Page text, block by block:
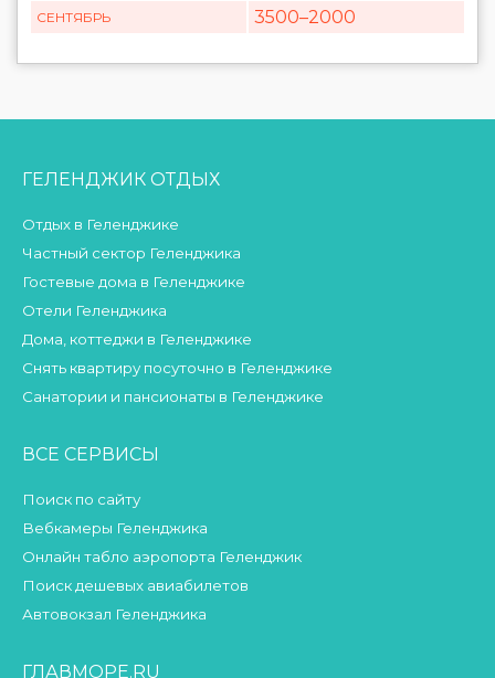
СЕНТЯБРЬ 3500–2000
ГЕЛЕНДЖИК ОТДЫХ
Отдых в Геленджике
Частный сектор Геленджика
Гостевые дома в Геленджике
Отели Геленджика
Дома, коттеджи в Геленджике
Снять квартиру посуточно в Геленджике
Санатории и пансионаты в Геленджике
ВСЕ СЕРВИСЫ
Поиск по сайту
Вебкамеры Геленджика
Онлайн табло аэропорта Геленджик
Поиск дешевых авиабилетов
Автовокзал Геленджика
ГЛАВМОРЕ.RU